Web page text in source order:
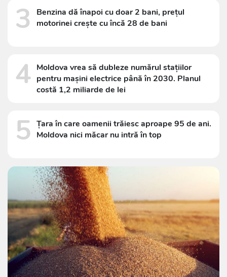
3
Benzina dă înapoi cu doar 2 bani, prețul
motorinei crește cu încă 28 de bani
4 Moldova vrea să dubleze numărul stațiilor
pentru mașini electrice până în 2030. Planul
costă 1,2 miliarde de lei
5 Țara în care oamenii trăiesc aproape 95 de ani.
Moldova nici măcar nu intră în top